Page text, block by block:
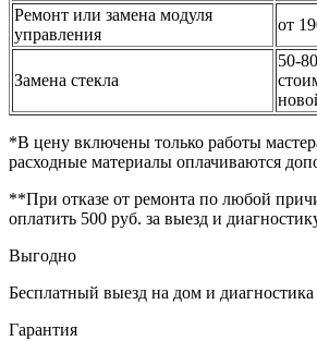
Ремонт или замена модуля
управления
от
Замена стекла
50-
*В цену включены только работы
расходные материалы оплачиваются
**При отказе от ремонта по любой
оплатить 500 руб. за выезд и
Выгодно
Бесплатный выезд на дом и
Гарантия